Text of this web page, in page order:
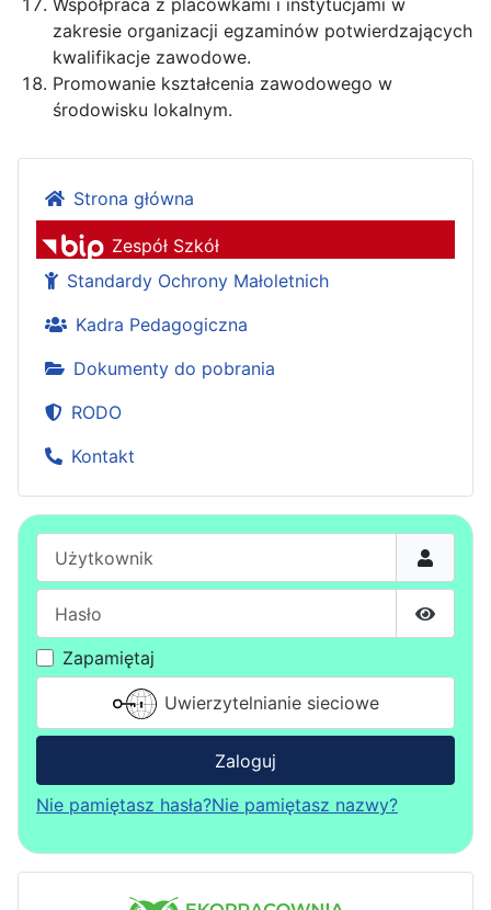
Współpraca z placówkami i instytucjami w
zakresie organizacji egzaminów potwierdzających
kwalifikacje zawodowe.
Promowanie kształcenia zawodowego w
środowisku lokalnym.
Strona główna
Zespół Szkół
Standardy Ochrony Małoletnich
Kadra Pedagogiczna
Dokumenty do pobrania
RODO
Kontakt
Pokaż
Zapamiętaj
Uwierzytelnianie sieciowe
Zaloguj
Nie pamiętasz hasła?Nie pamiętasz nazwy?